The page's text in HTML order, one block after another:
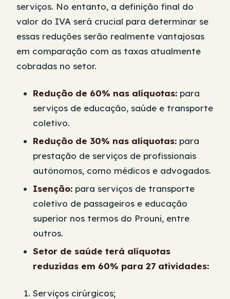
serviços. No entanto, a definição final do
valor do IVA será crucial para determinar se
essas reduções serão realmente vantajosas
em comparação com as taxas atualmente
cobradas no setor.
Redução de 60% nas alíquotas: para
serviços de educação, saúde e transporte
coletivo.
Redução de 30% nas alíquotas: para
prestação de serviços de profissionais
autônomos, como médicos e advogados.
Isenção: para serviços de transporte
coletivo de passageiros e educação
superior nos termos do Prouni, entre
outros.
Setor de saúde terá alíquotas
reduzidas em 60% para 27 atividades:
Serviços cirúrgicos;